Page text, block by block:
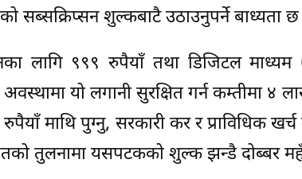
सब्सक्रिप्सन शुल्कबाटै उठाउनुपर्ने बाध्यता छ
लागि ९९९ रुपैयाँ तथा डिजिटल
यो लगानी सुरक्षित गर्न कम्तीमा ४
माथि पुग्नु, सरकारी कर र प्राविधिक
तुलनामा यसपटकको शुल्क झन्डै दोब्बर